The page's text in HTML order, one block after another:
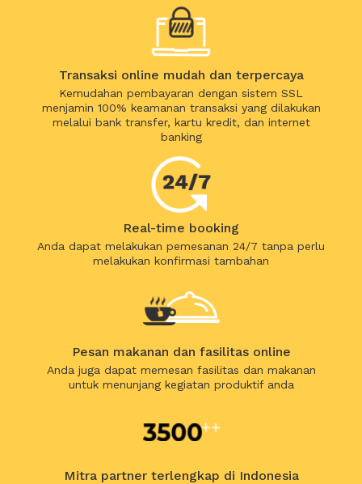
Transaksi online mudah dan terpercaya
Kemudahan pembayaran dengan sistem SSL
menjamin 100% keamanan transaksi yang dilakukan
melalui bank transfer, kartu kredit, dan internet
banking
Real-time booking
Anda dapat melakukan pemesanan 24/7 tanpa perlu
melakukan konfirmasi tambahan
Pesan makanan dan fasilitas online
Anda juga dapat memesan fasilitas dan makanan
untuk menunjang kegiatan produktif anda
Mitra partner terlengkap di Indonesia